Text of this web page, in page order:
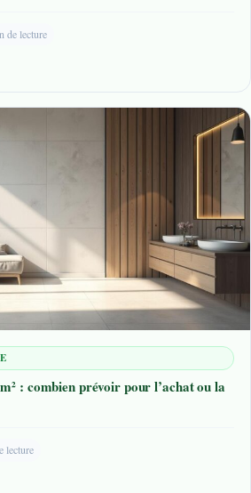
de lecture
: combien prévoir pour l’achat ou la
lecture